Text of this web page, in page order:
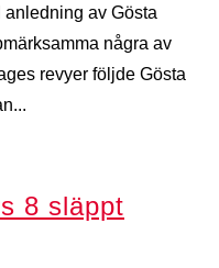
av Gösta
några av
revyer följde Gösta
8 släppt